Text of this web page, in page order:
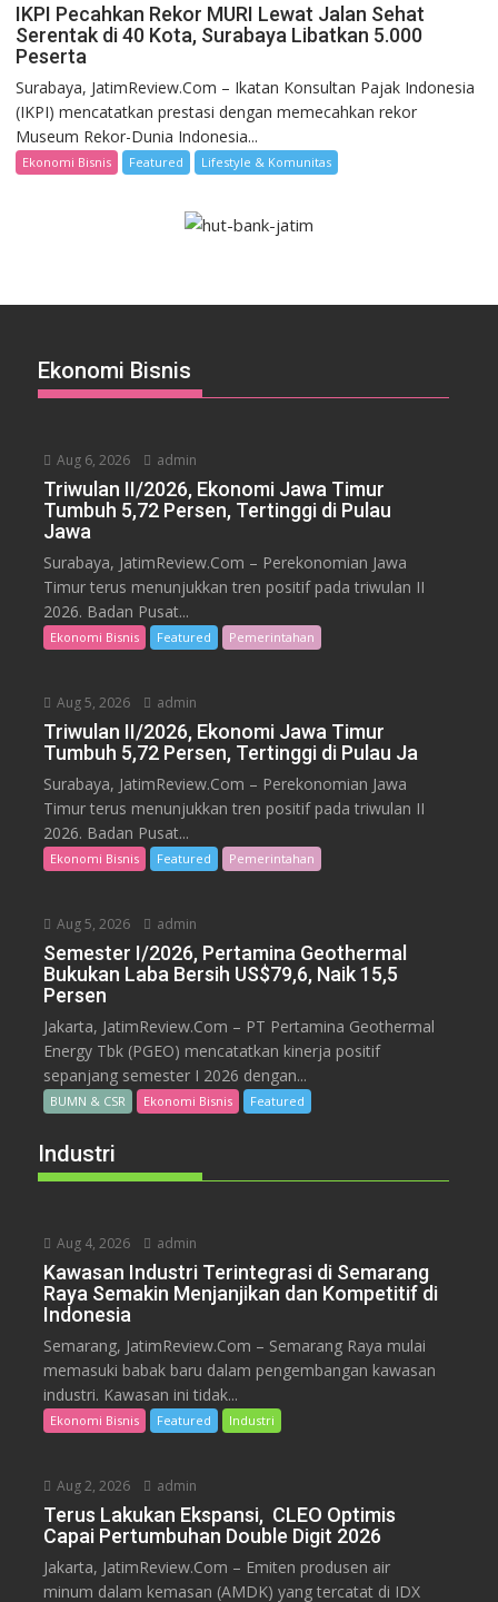
IKPI Pecahkan Rekor MURI Lewat Jalan Sehat
Serentak di 40 Kota, Surabaya Libatkan 5.000
Peserta
Surabaya, JatimReview.Com – Ikatan Konsultan Pajak Indonesia
(IKPI) mencatatkan prestasi dengan memecahkan rekor
Museum Rekor-Dunia Indonesia...
Ekonomi Bisnis Featured Lifestyle & Komunitas
Ekonomi Bisnis
Aug 6, 2026 admin
Triwulan II/2026, Ekonomi Jawa Timur
Tumbuh 5,72 Persen, Tertinggi di Pulau
Jawa
Surabaya, JatimReview.Com – Perekonomian Jawa
Timur terus menunjukkan tren positif pada triwulan II
2026. Badan Pusat...
Ekonomi Bisnis Featured Pemerintahan
Aug 5, 2026 admin
Triwulan II/2026, Ekonomi Jawa Timur
Tumbuh 5,72 Persen, Tertinggi di Pulau Ja
Surabaya, JatimReview.Com – Perekonomian Jawa
Timur terus menunjukkan tren positif pada triwulan II
2026. Badan Pusat...
Ekonomi Bisnis Featured Pemerintahan
Aug 5, 2026 admin
Semester I/2026, Pertamina Geothermal
Bukukan Laba Bersih US$79,6, Naik 15,5
Persen
Jakarta, JatimReview.Com – PT Pertamina Geothermal
Energy Tbk (PGEO) mencatatkan kinerja positif
sepanjang semester I 2026 dengan...
BUMN & CSR Ekonomi Bisnis Featured
Industri
Aug 4, 2026 admin
Kawasan Industri Terintegrasi di Semarang
Raya Semakin Menjanjikan dan Kompetitif di
Indonesia
Semarang, JatimReview.Com – Semarang Raya mulai
memasuki babak baru dalam pengembangan kawasan
industri. Kawasan ini tidak...
Ekonomi Bisnis Featured Industri
Aug 2, 2026 admin
Terus Lakukan Ekspansi, CLEO Optimis
Capai Pertumbuhan Double Digit 2026
Jakarta, JatimReview.Com – Emiten produsen air
minum dalam kemasan (AMDK) yang tercatat di IDX